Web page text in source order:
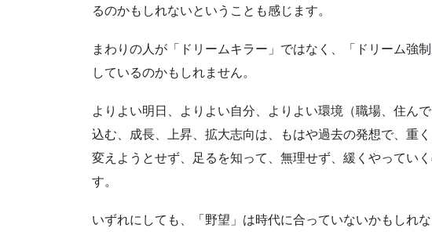
るのかもしれないということも感じます。
まわりの人が「ドリームキラー」ではなく、「ドリーム強
しているのかもしれません。
よりよい明日、よりよい自分、よりよい環境（職場、住ん
込む、成長、上昇、拡大志向は、もはや過去の発想で、重
変えようとせず、足るを知って、無理せず、緩くやってい
す。
いずれにしても、「野望」は時代に合っていないかもしれ